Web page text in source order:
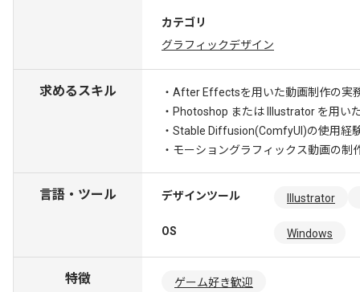
カテゴリ
グラフィックデザイン
求めるスキル
・After Effectsを用いた動画制作の実
・Photoshop または Illustrator を用い
・Stable Diffusion(ComfyUI)の使用経
・モーショングラフィックス動画の制
言語・ツール デザインツール Illustrator
OS Windows
特徴 ゲーム好き歓迎